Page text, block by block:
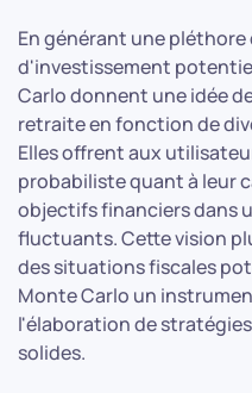
En générant une pléthore
d'investissement
Carlo donnent une idée
retraite en fonction de
Elles offrent aux
probabiliste quant à leur
objectifs financiers dans
fluctuants. Cette vision
des situations fiscales
Monte Carlo un
l'élaboration de
solides.